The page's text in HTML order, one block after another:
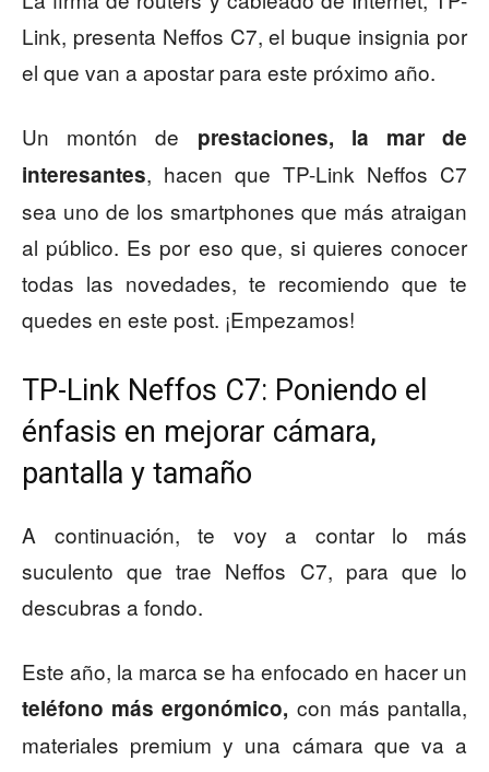
Link, presenta Neffos C7, el buque insignia por
el que van a apostar para este próximo año.
Un montón de prestaciones, la mar de
interesantes, hacen que TP-Link Neffos C7
sea uno de los smartphones que más atraigan
al público. Es por eso que, si quieres conocer
todas las novedades, te recomiendo que te
quedes en este post. ¡Empezamos!
TP-Link Neffos C7: Poniendo el
énfasis en mejorar cámara,
pantalla y tamaño
A continuación, te voy a contar lo más
suculento que trae Neffos C7, para que lo
descubras a fondo.
Este año, la marca se ha enfocado en hacer un
teléfono más ergonómico, con más pantalla,
materiales premium y una cámara que va a